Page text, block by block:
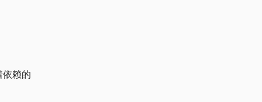
赖的